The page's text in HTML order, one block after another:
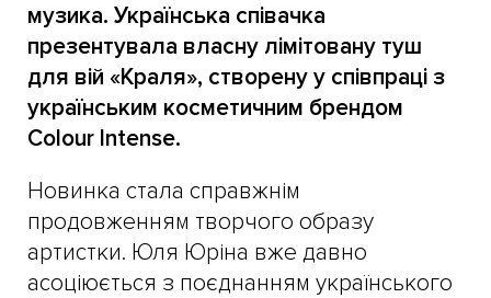
музика. Українська співачка
презентувала власну лімітовану туш
для вій «Краля», створену у співпраці з
українським косметичним брендом
Colour Intense.
Новинка стала справжнім
продовженням творчого образу
артистки. Юля Юріна вже давно
асоціюється з поєднанням українського